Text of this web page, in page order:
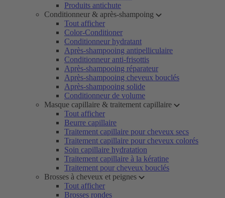
Produits antichute
Conditionneur & après-shampoing
Tout afficher
Color-Conditioner
Conditionneur hydratant
Après-shampooing antipelliculaire
Conditionneur anti-frisottis
Après-shampooing réparateur
Après-shampooing cheveux bouclés
Après-shampooing solide
Conditionneur de volume
Masque capillaire & traitement capillaire
Tout afficher
Beurre capillaire
Traitement capillaire pour cheveux secs
Traitement capillaire pour cheveux colorés
Soin capillaire hydratation
Traitement capillaire à la kératine
Traitement pour cheveux bouclés
Brosses à cheveux et peignes
Tout afficher
Brosses rondes